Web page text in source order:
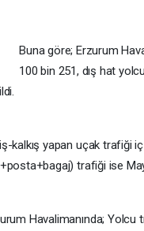
Buna göre; Erzurum
100 bin 251, dış hat
kalkış yapan uçak
trafiği ise
Havalimanında;